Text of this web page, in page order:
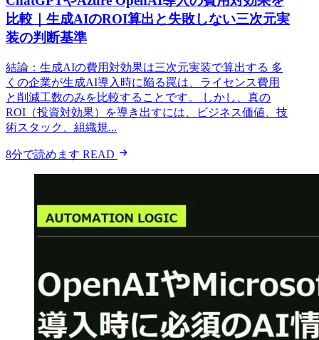
比較｜生成AIのROI算出と失敗しない三次元実
装の判断基準
結論：生成AIの費用対効果は三次元実装で算出する 多
くの企業が生成AI導入時に陥る罠は、ライセンス費用
と削減工数のみを比較することです。 しかし、真の
ROI（投資対効果）を導き出すには、ビジネス価値、技
術スタック、組織規...
8分で読めます READ